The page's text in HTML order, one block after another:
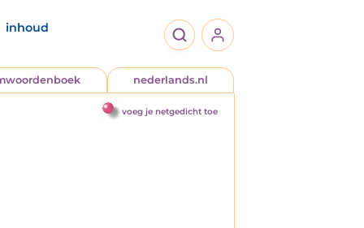
inhoud
nederlands.nl
voeg je netgedicht toe